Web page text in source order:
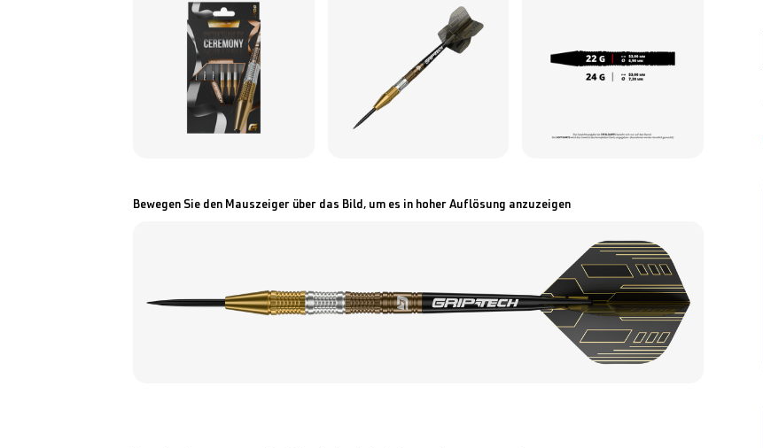
Bewegen Sie den Mauszeiger über das Bild, um es in hoher Auflösung anzuzeigen